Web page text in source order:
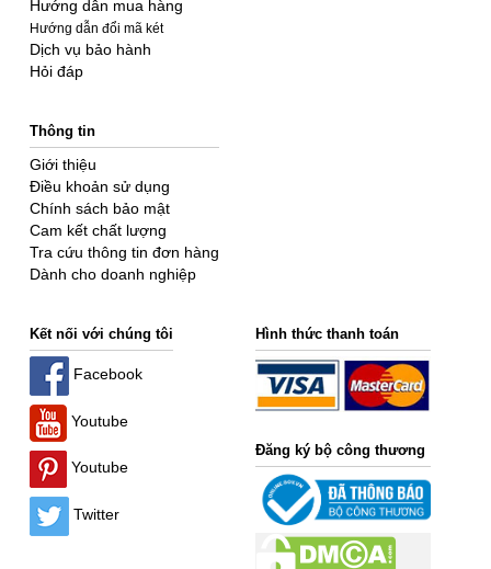
Hướng dẫn mua hàng
Hướng dẫn đổi mã két
Dịch vụ bảo hành
Hỏi đáp
Thông tin
Giới thiệu
Điều khoản sử dụng
Chính sách bảo mật
Cam kết chất lượng
Tra cứu thông tin đơn hàng
Dành cho doanh nghiệp
Kết nối với chúng tôi
Facebook
Youtube
Youtube
Twitter
Hình thức thanh toán
Đăng ký bộ công thương